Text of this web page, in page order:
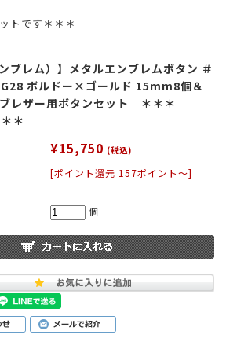
～ 50mm～
ネイビー パープル イエロー
その他小物
トです＊＊＊
ブレム）】メタルエンブレムボタン ＃
ボルドー×ゴールド 15mm8個＆
レザー用ボタンセット ＊＊＊
＊
¥15,750 (税込)
[ポイント還元 157ポイント～]
個